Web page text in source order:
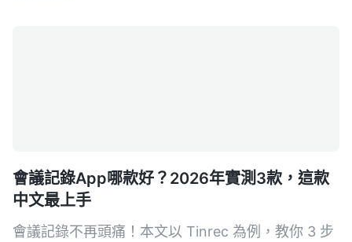
會議記錄App哪款好？2026年實測3款，這款
中文最上手
會議記錄不再頭痛！本文以 Tinrec 為例，教你 3 步